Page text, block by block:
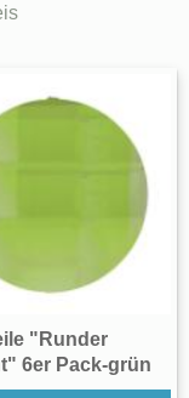
"Runder
6er Pack-grün